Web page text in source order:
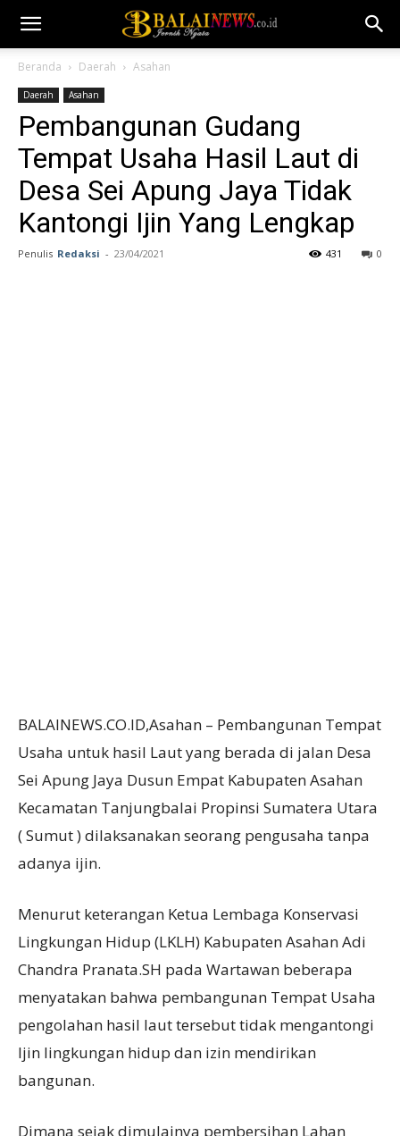
Beranda Daerah Asahan
Daerah Asahan
Pembangunan Gudang
Tempat Usaha Hasil Laut di
Desa Sei Apung Jaya Tidak
Kantongi Ijin Yang Lengkap
Penulis Redaksi - 23/04/2021 0
431
BALAINEWS.CO.ID,Asahan – Pembangunan Tempat
Usaha untuk hasil Laut yang berada di jalan Desa
Sei Apung Jaya Dusun Empat Kabupaten Asahan
Kecamatan Tanjungbalai Propinsi Sumatera Utara
( Sumut ) dilaksanakan seorang pengusaha tanpa
adanya ijin.
Menurut keterangan Ketua Lembaga Konservasi
Lingkungan Hidup (LKLH) Kabupaten Asahan Adi
Chandra Pranata.SH pada Wartawan beberapa
menyatakan bahwa pembangunan Tempat Usaha
pengolahan hasil laut tersebut tidak mengantongi
Ijin lingkungan hidup dan izin mendirikan
bangunan.
Dimana sejak dimulainya pembersihan Lahan